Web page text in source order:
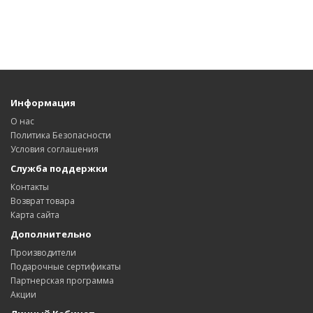
Информация
О нас
Политика Безопасности
Условия соглашения
Служба поддержки
Контакты
Возврат товара
Карта сайта
Дополнительно
Производители
Подарочные сертификаты
Партнерская программа
Акции